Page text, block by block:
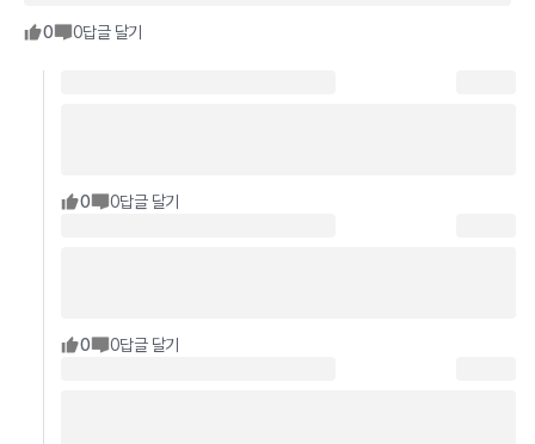
0 0답글 달기
0 0답글 달기
0 0답글 달기